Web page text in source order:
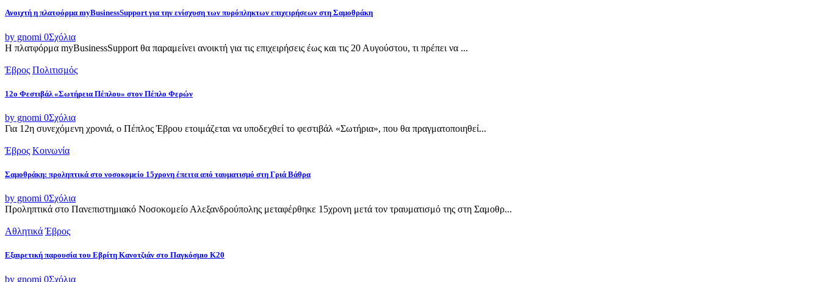
Ανοιχτή η πλατφόρμα myBusinessSupport για την ενίσχυση των πυρόπληκτων επιχειρήσεων στη Σαμοθράκη
by gnomi 0Σχόλια
Η πλατφόρμα myBusinessSupport θα παραμείνει ανοικτή για τις επιχειρήσεις έως και τις 20 Αυγούστου, τι πρέπει να ...
Έβρος Πολιτισμός
12ο Φεστιβάλ «Σωτήρεια Πέπλου» στον Πέπλο Φερών
by gnomi 0Σχόλια
Για 12η συνεχόμενη χρονιά, ο Πέπλος Έβρου ετοιμάζεται να υποδεχθεί το φεστιβάλ «Σωτήρια», που θα πραγματοποιηθεί...
Έβρος Κοινωνία
Σαμοθράκη: προληπτικά στο νοσοκομείο 15χρονη έπειτα από ταυματισμό στη Γριά Βάθρα
by gnomi 0Σχόλια
Προληπτικά στο Πανεπιστημιακό Νοσοκομείο Αλεξανδρούπολης μεταφέρθηκε 15χρονη μετά τον τραυματισμό της στη Σαμοθρ...
Αθλητικά Έβρος
Εξαιρετική παρουσία του Εβρίτη Κανοτζιάν στο Παγκόσμιο Κ20
by gnomi 0Σχόλια